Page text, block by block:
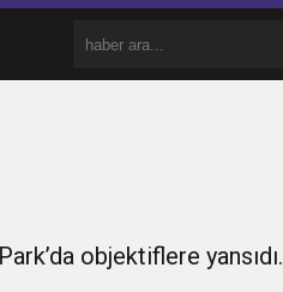
objektiflere yansıdı.